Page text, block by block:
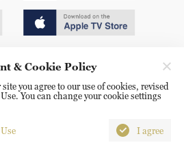
号
85061466
& Cookie Policy
you agree to our use of cookies, revised
You can change your cookie settings
I agree